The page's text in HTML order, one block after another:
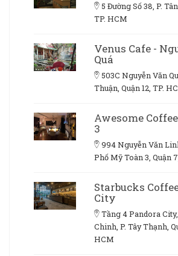
5 Đường Số 38, P.
TP. HCM
Venus Cafe -
Quá
503C Nguyễn Văn
Thuận, Quận 12, TP.
Awesome
3
994 Nguyễn Văn
Phố Mỹ Toàn 3, Quận
Starbucks
City
Tầng 4 Pandora
Chinh, P. Tây Thạnh,
HCM